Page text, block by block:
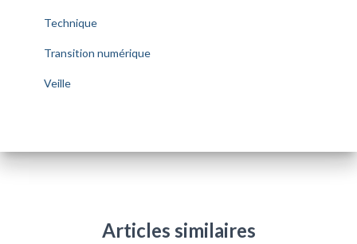
Technique
Transition numérique
Veille
Articles similaires